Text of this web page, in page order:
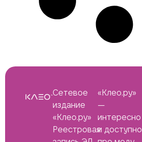
Сетевое
издание
«Клео.ру»
Реестровая
«Клео.ру»
—
интересно
и доступно